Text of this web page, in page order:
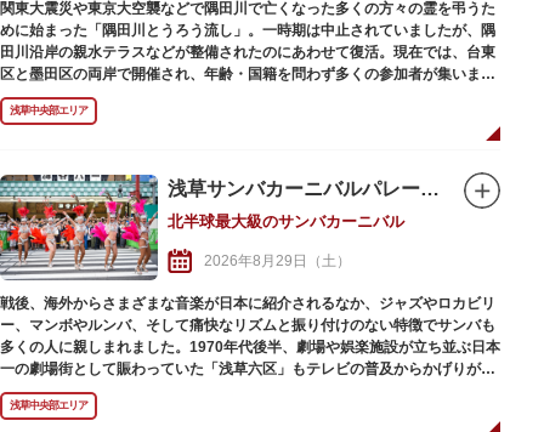
関東大震災や東京大空襲などで隅田川で亡くなった多くの方々の霊を弔うた
めに始まった「隅田川とうろう流し」。一時期は中止されていましたが、隅
田川沿岸の親水テラスなどが整備されたのにあわせて復活。現在では、台東
区と墨田区の両岸で開催され、年齢・国籍を問わず多くの参加者が集いま
す。最近は、追悼だけではなく、七夕のように願い事を書いて成就を祈ると
いう新たな側面も。
言問橋と吾妻橋の間の川面をゆらゆら流れ、隅田川を彩る幻想的なろうそく
すが、数に限りがあり大変な混雑になりますので、事前購入がおすすめで
す。自宅でじっくりとうろうを組み立ててから当日持参するのがスマートか
もしれません。
また、隅⽥川とうろう流しの開催に合わせて、屋形船やクルーズ船が運航さ
れます。隅田川に浮かぶ船の上から特設スロープを使って、とうろうを流し
てみませんか。
浅草中央部エリア
浅草サンバカーニバルパレードコンテスト
北半球最大級のサンバカーニバル
2026年8月29日（土）
戦後、海外からさまざまな音楽が日本に紹介されるなか、ジャズやロカビリ
ー、マンボやルンバ、そして痛快なリズムと振り付けのない特徴でサンバも
多くの人に親しまれました。1970年代後半、劇場や娯楽施設が立ち並ぶ日本
一の劇場街として賑わっていた「浅草六区」もテレビの普及からかげりが見
えはじめ、喜劇俳優の伴淳三郎氏からサンバを提案されたことが「浅草サン
バカーニバル」の始まりと言われています。
浅草中央部エリア